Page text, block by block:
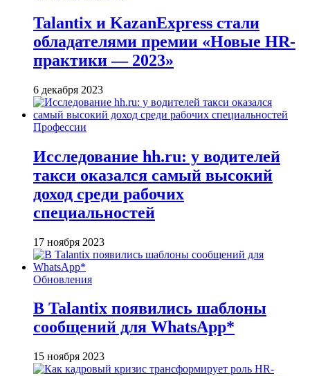
Talantix и KazanExpress стали
обладателями премии «Новые HR-
практики — 2023»
6 декабря 2023
Профессии
Исследование hh.ru: у водителей
такси оказался самый высокий
доход среди рабочих
специальностей
17 ноября 2023
Обновления
В Talantix появились шаблоны
сообщений для WhatsApp*
15 ноября 2023